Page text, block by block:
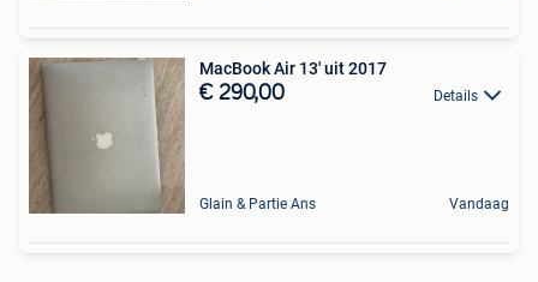
MacBook Air 13' uit 2017
€ 290,00 Details
Glain & Partie Ans Vandaag